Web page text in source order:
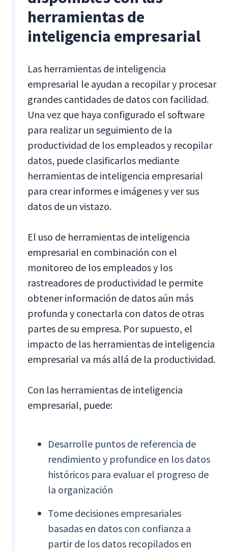
herramientas de
inteligencia empresarial
Las herramientas de inteligencia
empresarial le ayudan a recopilar y procesar
grandes cantidades de datos con facilidad.
Una vez que haya configurado el software
para realizar un seguimiento de la
productividad de los empleados y recopilar
datos, puede clasificarlos mediante
herramientas de inteligencia empresarial
para crear informes e imágenes y ver sus
datos de un vistazo.
El uso de herramientas de inteligencia
empresarial en combinación con el
monitoreo de los empleados y los
rastreadores de productividad le permite
obtener información de datos aún más
profunda y conectarla con datos de otras
partes de su empresa. Por supuesto, el
impacto de las herramientas de inteligencia
empresarial va más allá de la productividad.
Con las herramientas de inteligencia
empresarial, puede:
Desarrolle puntos de referencia de
rendimiento y profundice en los datos
históricos para evaluar el progreso de
la organización
Tome decisiones empresariales
basadas en datos con confianza a
partir de los datos recopilados en